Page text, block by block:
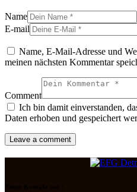
Name
E-mail
Name, E-Mail-Adresse und
meinen nächsten Kommentar
Comment
Ich bin damit einverstanden,
Daten erhoben und gespeichert